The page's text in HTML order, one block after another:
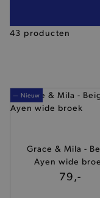
43 producten
— Nieuw
Grace & Mila -
Ayen wide
79,-